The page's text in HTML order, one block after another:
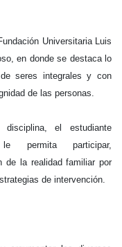
Universitaria Luis
en donde se destaca lo
seres integrales y con
de las personas.
el estudiante
permita participar,
de la realidad familiar por
de intervención.